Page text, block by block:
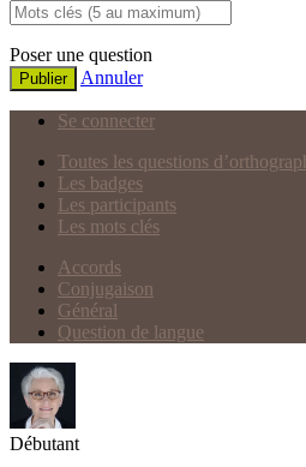
Poser une question
Publier Annuler
Se connecter
Toutes les questions
Les badges
Les participants
Les mots clés
Accords
Conjugaison
Général
Question de langue
Débutant